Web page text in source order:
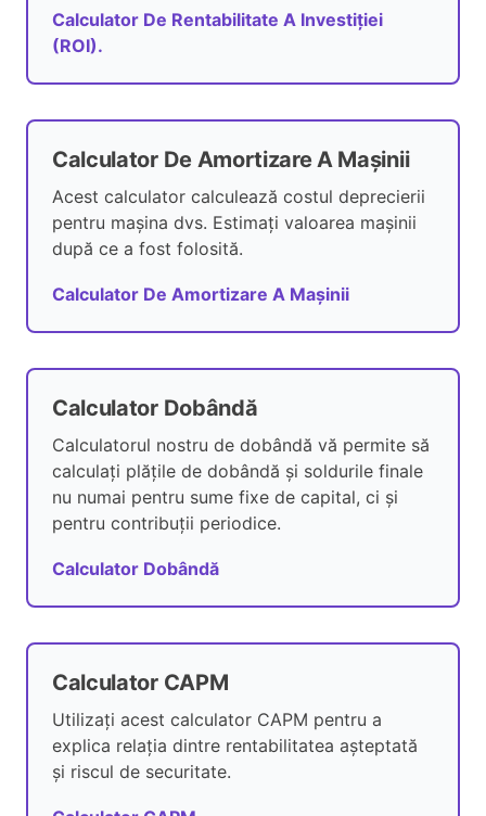
Calculator De Rentabilitate A Investiției
(ROI).
Calculator De Amortizare A Mașinii
Acest calculator calculează costul deprecierii
pentru mașina dvs. Estimați valoarea mașinii
după ce a fost folosită.
Calculator De Amortizare A Mașinii
Calculator Dobândă
Calculatorul nostru de dobândă vă permite să
calculați plățile de dobândă și soldurile finale
nu numai pentru sume fixe de capital, ci și
pentru contribuții periodice.
Calculator Dobândă
Calculator CAPM
Utilizați acest calculator CAPM pentru a
explica relația dintre rentabilitatea așteptată
și riscul de securitate.